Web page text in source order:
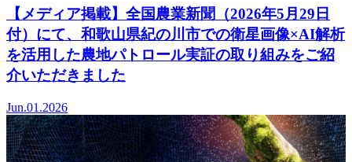
【メディア掲載】全国農業新聞（2026年5月29日
付）にて、和歌山県紀の川市での衛星画像×AI解析
を活用した農地パトロール実証の取り組みをご紹
介いただきました
Jun.01.2026